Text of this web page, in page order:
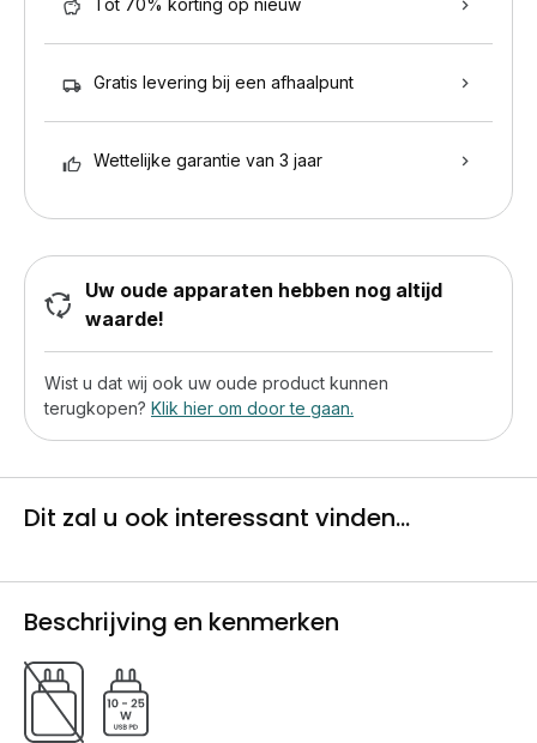
Tot 70% korting op nieuw
Gratis levering bij een afhaalpunt
Wettelijke garantie van 3 jaar
Uw oude apparaten hebben nog altijd
waarde!
Wist u dat wij ook uw oude product kunnen
terugkopen? Klik hier om door te gaan.
Dit zal u ook interessant vinden...
Beschrijving en kenmerken